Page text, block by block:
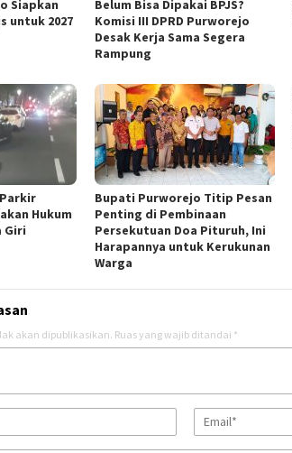
Siapkan
untuk 2027
Belum Bisa Dipakai BPJS?
Komisi III DPRD Purworejo
Desak Kerja Sama Segera
Rampung
Hukum
Giri
Bupati Purworejo Titip Pesan
Penting di Pembinaan
Persekutuan Doa Pituruh, Ini
Harapannya untuk Kerukunan
Warga
akan dipublikasikan. Ruas yang wajib ditandai *